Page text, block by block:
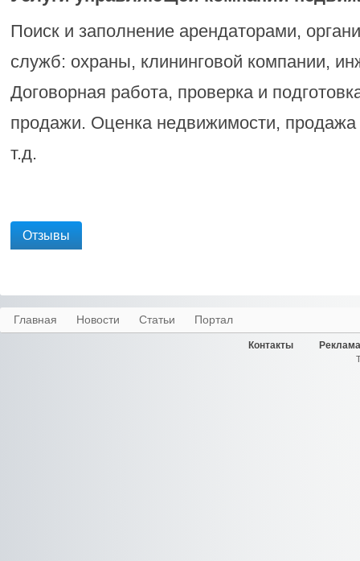
Поиск и заполнение арендаторами,
служб: охраны, клининговой компании,
Договорная работа, проверка и
продажи. Оценка недвижимости, продажа
т.д.
Отзывы
Главная Новости Статьи Портал
Контакты